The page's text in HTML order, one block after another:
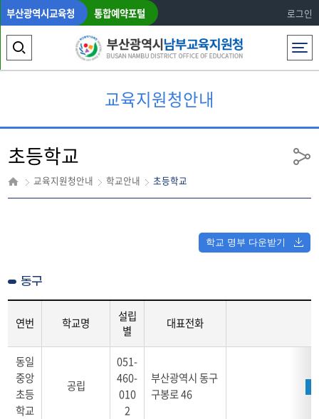
부산광역시교육청 통합예약포털 로그인
전체메뉴
색
역
열
기
교육지원청안내
초등학교
교육지원청안내 학교안내 초등학교
공
학교 명부 다운받기
동구
안
내
연번 학교명
설립
별
대표전화
동일
중앙
초등
학교
공립
051-
460-
010
2
부산광역시 동구
구봉로 46